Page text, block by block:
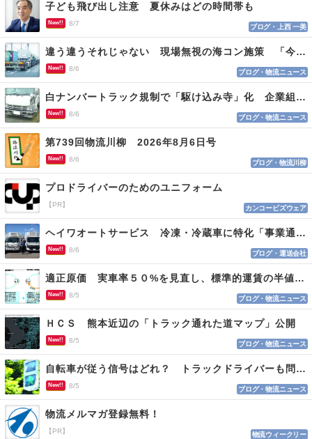
子ども飛び出し注意 夏休みはどの時間帯も
New!! 8/7 ブログ・上西 一美
違う違うそれじゃない 現場無視の海コン施策 「今でも平均２～３時間は待つ」
New!! 8/6 ブログ・物流ニュース
白ナンバートラック規制で「駆け込み寺」化 企業組合が入会基準を見直しへ
New!! 8/6 ブログ・物流ニュース
第739回物流川柳 2026年8月6日号
New!! 8/6 ブログ・物流川柳
プロドライバーのためのユニフォーム
【PR】 カンコービズウェア
ヘイワオートサービス 冷凍・冷蔵車に特化「事業通じ貢献目指す」
New!! 8/6 ブログ・運送会社
適正原価 実車率５０%を見直し、標準的運賃の半値の恐れも
New!! 8/5 ブログ・物流ニュース
ＨＣＳ 熊本近辺の「トラック通れた道マップ」公開
New!! 8/5 ブログ・物流ニュース
自転車が従う信号はどれ？ トラックドライバーも問われる認識
New!! 8/5 ブログ・物流ニュース
物流メルマガ登録無料！
【PR】 物流ウィークリー